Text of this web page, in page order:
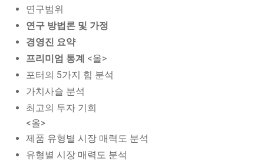
연구범위
연구 방법론 및 가정
경영진 요약
프리미엄 통계 <올>
포터의 5가지 힘 분석
가치사슬 분석
최고의 투자 기회
<올>
제품 유형별 시장 매력도 분석
유형별 시장 매력도 분석